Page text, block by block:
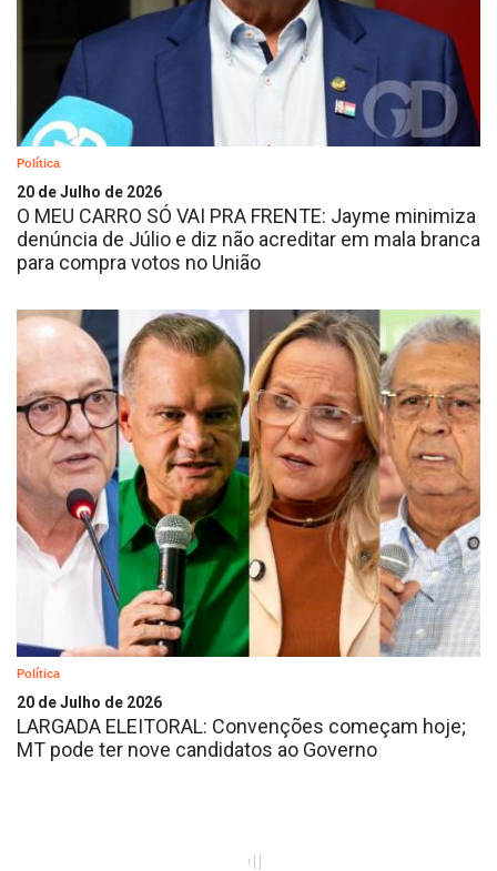
Política
20 de Julho de 2026
O MEU CARRO SÓ VAI PRA FRENTE: Jayme minimiza
denúncia de Júlio e diz não acreditar em mala branca
para compra votos no União
Política
20 de Julho de 2026
LARGADA ELEITORAL: Convenções começam hoje;
MT pode ter nove candidatos ao Governo